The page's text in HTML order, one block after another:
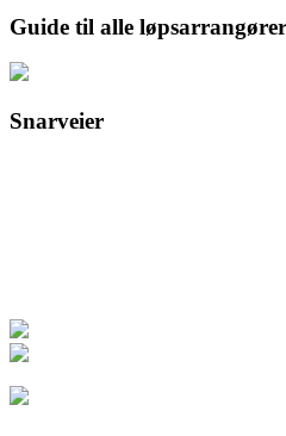
Guide til alle løpsarrangører
Snarveier